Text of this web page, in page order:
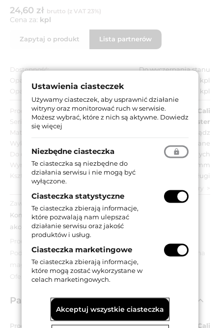
24,60 zł brutto (z VAT 23%)
Cena za: kpl
Zapytaj o produkt Lista partnerów
Dostępność:
Do wyczerpania stanu
Opakowanie jednostkowe:
1 kpl
Opakowanie zbiorcze:
1 kpl
Producent:
Linea Cali
Seria:
Ester
Materiał:
Mosiądz
Wykończenie:
CR - chromowane
Do drzwi:
Wewnętrznych
Wymiar szyldu:
37x225 mm
Kształt szyldu:
Długi
zobacz wszystkie parametry
Zawartość opakowania:
Komplet klamek na długich szyldach z otworem na klucz,
akcesoria montażowe.
Produkt wyprzedażowy.
Podana cena dotyczy wyłącznie towarów znajdujących się na
magazynie.
Oferta obowiązuje do wyczerpania zapasów.
Parametry techniczne
Producent:
Linea Cali
Ustawienia ciasteczek
Używamy ciasteczek, aby usprawnić działanie
witryny oraz monitorować ruch w serwisie.
Możesz wybrać, które z nich są aktywne. Dowiedz
się więcej
Niezbędne ciasteczka
Te ciasteczka są niezbędne do
działania serwisu i nie mogą być
wyłączone.
Ciasteczka statystyczne
Te ciasteczka zbierają informacje,
które pozwalają nam ulepszać
działanie serwisu oraz jakość
produktów i usług.
Ciasteczka marketingowe
Te ciasteczka zbierają informacje,
które mogą zostać wykorzystane w
celach marketingowych.
Akceptuj wszystkie ciasteczka